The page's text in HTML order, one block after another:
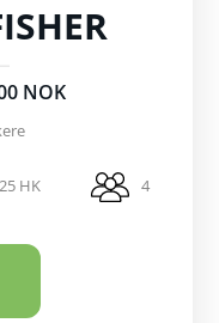
NOK
HK 4